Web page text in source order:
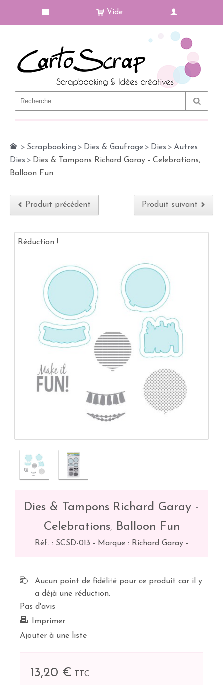
Vide
> Scrapbooking > Dies & Gaufrage > Dies > Autres
Dies > Dies & Tampons Richard Garay - Celebrations,
Balloon Fun
Produit précédent Produit suivant
Réduction !
Dies & Tampons Richard Garay -
Celebrations, Balloon Fun
Réf. : SCSD-013 - Marque : Richard Garay -
Aucun point de fidélité pour ce produit car il y
a déjà une réduction.
Pas d'avis
Imprimer
Ajouter à une liste
13,20 €
TTC